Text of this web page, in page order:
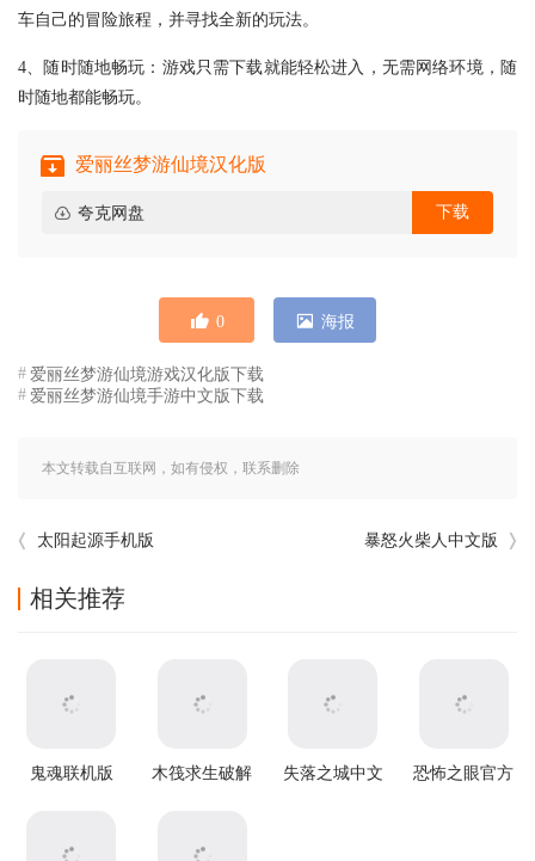
车自己的冒险旅程，并寻找全新的玩法。
4、随时随地畅玩：游戏只需下载就能轻松进入，无需网络环境，随
时随地都能畅玩。
爱丽丝梦游仙境汉化版
夸克网盘 下载
0 海报
爱丽丝梦游仙境游戏汉化版下载
爱丽丝梦游仙境手游中文版下载
本文转载自互联网，如有侵权，联系删除
太阳起源手机版 暴怒火柴人中文版
相关推荐
鬼魂联机版
木筏求生破解
失落之城中文
恐怖之眼官方